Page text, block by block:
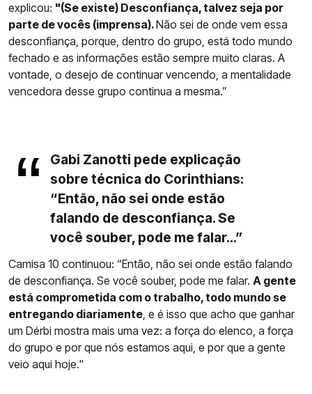
explicou: "(Se existe) Desconfiança, talvez seja por
parte de vocês (imprensa).Não sei de onde vem essa
desconfiança, porque, dentro do grupo, está todo mundo
fechado e as informações estão sempre muito claras. A
vontade, o desejo de continuar vencendo, a mentalidade
vencedora desse grupo continua a mesma.”
Gabi Zanotti pede explicação
sobre técnica do Corinthians:
“Então, não sei onde estão
falando de desconfiança. Se
você souber, pode me falar...”
Camisa 10 continuou: “Então, não sei onde estão falando
de desconfiança. Se você souber, pode me falar. A gente
está comprometida com o trabalho, todo mundo se
entregando diariamente, e é isso que acho que ganhar
um Dérbi mostra mais uma vez: a força do elenco, a força
do grupo e por que nós estamos aqui, e por que a gente
veio aqui hoje."